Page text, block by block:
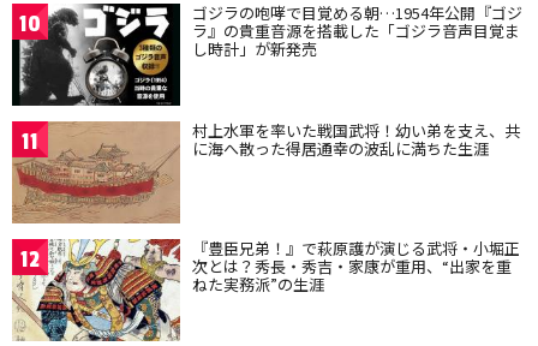
10 ゴジラの咆哮で目覚める朝…1954年公開『ゴジ
ラ』の貴重音源を搭載した「ゴジラ音声目覚ま
し時計」が新発売
11 村上水軍を率いた戦国武将！幼い弟を支え、共
に海へ散った得居通幸の波乱に満ちた生涯
12 『豊臣兄弟！』で萩原護が演じる武将・小堀正
次とは？秀長・秀吉・家康が重用、“出家を重
ねた実務派”の生涯